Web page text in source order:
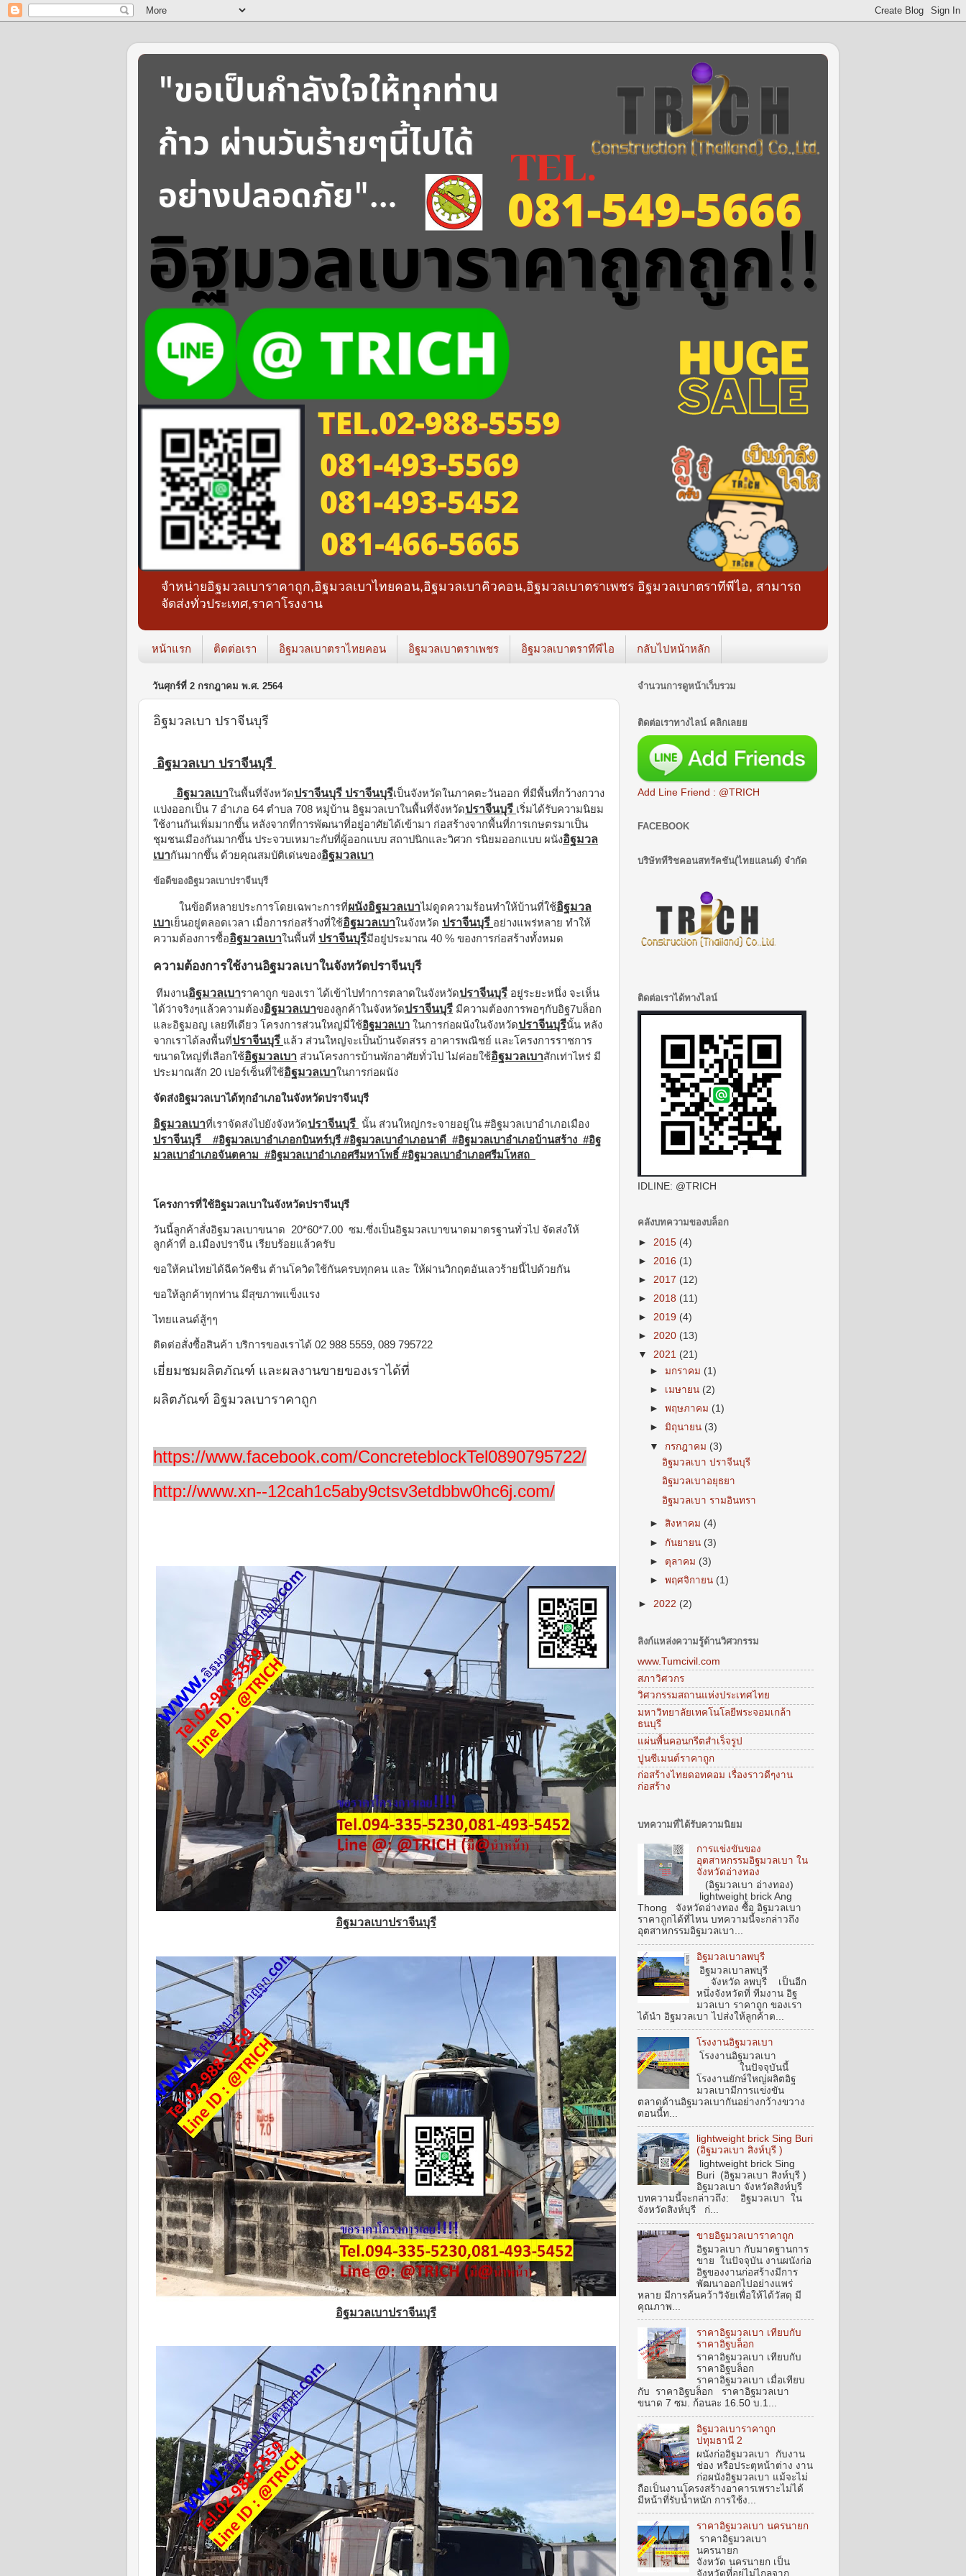
จำหน่ายอิฐมวลเบาราคาถูก,อิฐมวลเบาไทยคอน,อิฐมวลเบาคิวคอน,อิฐมวลเบาตราเพชร อิฐมวลเบาตราทีพีไอ, สามารถ
จัดส่งทั่วประเทศ,ราคาโรงงาน
หน้าแรก ติดต่อเรา อิฐมวลเบาตราไทยคอน อิฐมวลเบาตราเพชร อิฐมวลเบาตราทีพีไอ กลับไปหน้าหลัก
วันศุกร์ที่ 2 กรกฎาคม พ.ศ. 2564
อิฐมวลเบา ปราจีนบุรี
อิฐมวลเบา ปราจีนบุรี
อิฐมวลเบาในพื้นที่จังหวัดปราจีนบุรี ปราจีนบุรีเป็นจังหวัดในภาคตะวันออก ที่มีพื้นที่กว้างกวาง
แบ่งออกเป็น 7 อำเภอ 64 ตำบล 708 หมู่บ้าน อิฐมวลเบาในพื้นที่จังหวัดปราจีนบุรี เริ่มได้รับความนิยม
ใช้งานกันเพิ่มมากขึ้น หลังจากที่การพัฒนาที่อยู่อาศัยได้เข้ามา ก่อสร้างจากพื้นที่การเกษตรมาเป็น
ชุมชนเมืองกันมากขึ้น ประจวบเหมาะกับที่ผู้ออกแบบ สถาปนิกและวิศวก รนิยมออกแบบ ผนังอิฐมวล
เบากันมากขึ้น ด้วยคุณสมบัติเด่นของอิฐมวลเบา
ข้อดีของอิฐมวลเบาปราจีนบุรี
ในข้อดีหลายประการโดยเฉพาะการที่ผนังอิฐมวลเบาไม่ดูดความร้อนทำให้บ้านที่ใช้อิฐมวล
เบาเย็นอยู่ตลอดเวลา เมื่อการก่อสร้างที่ใช้อิฐมวลเบาในจังหวัด ปราจีนบุรี อย่างแพร่หลาย ทำให้
ความต้องการซื้ออิฐมวลเบาในพื้นที่ ปราจีนบุรีมีอยู่ประมาณ 40 % ของการก่อสร้างทั้งหมด
ความต้องการใช้งานอิฐมวลเบาในจังหวัดปราจีนบุรี
ทีมงานอิฐมวลเบาราคาถูก ของเรา ได้เข้าไปทำการตลาดในจังหวัดปราจีนบุรี อยู่ระยะหนึ่ง จะเห็น
ได้ว่าจริงๆแล้วความต้องอิฐมวลเบาของลูกค้าในจังหวัดปราจีนบุรี มีความต้องการพอๆกับอิฐ7บล็อก
และอิฐมอญ เลยทีเดียว โครงการส่วนใหญ่มี่ใช้อิฐมวลเบา ในการก่อผนังในจังหวัดปราจีนบุรีนั้น หลัง
จากเราได้ลงพื้นที่ปราจีนบุรี แล้ว ส่วนใหญ่จะเป็นบ้านจัดสรร อาคารพณิชย์ และโครงการราชการ
ขนาดใหญ่ที่เลือกใช้อิฐมวลเบา ส่วนโครงการบ้านพักอาศัยทั่วไป ไม่ค่อยใช้อิฐมวลเบาสักเท่าไหร่ มี
ประมาณสัก 20 เปอร์เซ็นที่ใช้อิฐมวลเบาในการก่อผนัง
จัดส่งอิฐมวลเบาได้ทุกอำเภอในจังหวัดปราจีนบุรี
อิฐมวลเบาที่เราจัดส่งไปยังจังหวัดปราจีนบุรี นั้น ส่วนใหญ่กระจายอยู่ใน #อิฐมวลเบาอำเภอเมือง
ปราจีนบุรี #อิฐมวลเบาอำเภอกบินทร์บุรี #อิฐมวลเบาอำเภอนาดี #อิฐมวลเบาอำเภอบ้านสร้าง #อิฐ
มวลเบาอำเภอจันตคาม #อิฐมวลเบาอำเภอศรีมหาโพธิ์ #อิฐมวลเบาอำเภอศรีมโหสถ
โครงการที่ใช้อิฐมวลเบาในจังหวัดปราจีนบุรี
วันนี้ลูกค้าสั่งอิฐมวลเบาขนาด 20*60*7.00 ซม.ซึ่งเป็นอิฐมวลเบาขนาดมาตรฐานทั่วไป จัดส่งให้
ลูกค้าที่ อ.เมืองปราจีน เรียบร้อยแล้วครับ
ขอให้คนไทยได้ฉีดวัคซีน ต้านโควิดใช้กันครบทุกคน และ ให้ผ่านวิกฤตอันเลวร้ายนี้ไปด้วยกัน
ขอให้ลูกค้าทุกท่าน มีสุขภาพแข็งแรง
ไทยแลนด์สู้ๆๆ
ติดต่อสั่งซื้อสินค้า บริการของเราได้ 02 988 5559, 089 795722
เยี่ยมชมผลิตภัณฑ์ และผลงานขายของเราได้ที่
ผลิตภัณฑ์ อิฐมวลเบาราคาถูก
https://www.facebook.com/ConcreteblockTel0890795722/
http://www.xn--12cah1c5aby9ctsv3etdbbw0hc6j.com/
อิฐมวลเบาปราจีนบุรี
อิฐมวลเบาปราจีนบุรี
จำนวนการดูหน้าเว็บรวม
ติดต่อเราทางไลน์ คลิกเลยย
Add Line Friend : @TRICH
FACEBOOK
บริษัททีริชคอนสทรัคชัน(ไทยแลนด์) จำกัด
ติดต่อเราได้ทางไลน์
IDLINE: @TRICH
คลังบทความของบล็อก
► 2015 (4)
► 2016 (1)
► 2017 (12)
► 2018 (11)
► 2019 (4)
► 2020 (13)
▼ 2021 (21)
►มกราคม (1)
► เมษายน (2)
►พฤษภาคม (1)
►มิถุนายน (3)
▼ กรกฎาคม (3)
อิฐมวลเบา ปราจีนบุรี
อิฐมวลเบาอยุธยา
อิฐมวลเบา รามอินทรา
►สิงหาคม (4)
► กันยายน (3)
► ตุลาคม (3)
►พฤศจิกายน (1)
► 2022 (2)
ลิงก์แหล่งความรู้ด้านวิศวกรรม
www.Tumcivil.com
สภาวิศวกร
วิศวกรรมสถานแห่งประเทศไทย
มหาวิทยาลัยเทคโนโลยีพระจอมเกล้า
ธนบุรี
แผ่นพื้นคอนกรีตสำเร็จรูป
ปูนซีเมนต์ราคาถูก
ก่อสร้างไทยดอทคอม เรื่องราวดีๆงาน
ก่อสร้าง
บทความที่ได้รับความนิยม
การแข่งขันของ
อุตสาหกรรมอิฐมวลเบา ใน
จังหวัดอ่างทอง
(อิฐมวลเบา อ่างทอง)
lightweight brick Ang
Thong จังหวัดอ่างทอง ซื้อ อิฐมวลเบา
ราคาถูกได้ที่ไหน บทความนี้จะกล่าวถึง
อุตสาหกรรมอิฐมวลเบา...
อิฐมวลเบาลพบุรี
อิฐมวลเบาลพบุรี
จังหวัด ลพบุรี เป็นอีก
หนึ่งจังหวัดที่ ทีมงาน อิฐ
มวลเบา ราคาถูก ของเรา
ได้นำ อิฐมวลเบา ไปส่งให้ลูกค้าต...
โรงงานอิฐมวลเบา
โรงงานอิฐมวลเบา
ในปัจจุบันนี้
โรงงานยักษ์ใหญ่ผลิตอิฐ
มวลเบามีการแข่งขัน
ตลาดด้านอิฐมวลเบากันอย่างกว้างขวาง
ตอนนี้ท...
lightweight brick Sing Buri
(อิฐมวลเบา สิงห์บุรี )
lightweight brick Sing
Buri (อิฐมวลเบา สิงห์บุรี )
อิฐมวลเบา จังหวัดสิงห์บุรี
บทความนี้จะกล่าวถึง: อิฐมวลเบา ใน
จังหวัดสิงห์บุรี ก่...
ขายอิฐมวลเบาราคาถูก
อิฐมวลเบา กับมาตฐานการ
ขาย ในปัจจุบัน งานผนังก่อ
อิฐของงานก่อสร้างมีการ
พัฒนาออกไปอย่างแพร่
หลาย มีการค้นคว้าวิจัยเพื่อให้ได้วัสดุ มี
คุณภาพ...
ราคาอิฐมวลเบา เทียบกับ
ราคาอิฐบล็อก
ราคาอิฐมวลเบา เทียบกับ
ราคาอิฐบล็อก
ราคาอิฐมวลเบา เมื่อเทียบ
กับ ราคาอิฐบล็อก ราคาอิฐมวลเบา
ขนาด 7 ซม. ก้อนละ 16.50 บ.1...
อิฐมวลเบาราคาถูก
ปทุมธานี 2
ผนังก่ออิฐมวลเบา กับงาน
ช่อง หรือประตุหน้าต่าง งาน
ก่อผนังอิฐมวลเบา แม้จะไม่
ถือเป็นงานโครงสร้างอาคารเพราะไม่ได้
มีหน้าที่รับน้ำหนัก การใช้ง...
ราคาอิฐมวลเบา นครนายก
ราคาอิฐมวลเบา
นครนายก
จังหวัด นครนายก เป็น
จังหวัดที่อยู่ไม่ไกลจาก